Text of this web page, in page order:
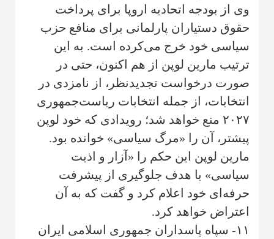
وی از بودجه اتحادیه اروپا برای پرداخت
حقوق دستیاران پارلمانی برای منافع حزب
سیاسی خود خرج می‌کرده است. به این
ترتیب مارین لوپن از هم اکنون، حتی در
صورت درخواست تجدیدنظر، از نامزدی در
انتخابات، از جمله انتخابات ریاست‌جمهوری
۲۰۲۷ منع خواهد شد؛ رویدادی که خود لوپن
پیشتر، آن را «مرگ سیاسی» خوانده بود.
مارین لوپن این حکم را «آزار و اذیت
سیاسی» با هدف جلوگیری از پیشرفت
حرفه‌ای خود اعلام کرد و گفت که به آن
اعتراض خواهد کرد.
۱۱- سپاه پاسداران جمهوری اسلامی ایران